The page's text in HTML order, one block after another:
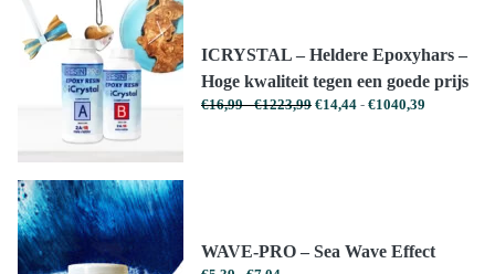
ICRYSTAL – Heldere Epoxyhars –
Hoge kwaliteit tegen een goede prijs
€16,99 - €1223,99Prijsklasse:
€14,44 - €1040,39
WAVE-PRO – Sea Wave Effect